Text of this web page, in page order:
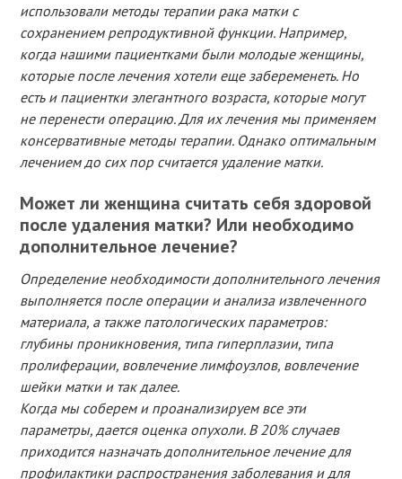
использовали методы терапии рака матки с
сохранением репродуктивной функции. Например,
когда нашими пациентками были молодые женщины,
которые после лечения хотели еще забеременеть. Но
есть и пациентки элегантного возраста, которые могут
не перенести операцию. Для их лечения мы применяем
консервативные методы терапии. Однако оптимальным
лечением до сих пор считается удаление матки.
Может ли женщина считать себя здоровой
после удаления матки? Или необходимо
дополнительное лечение?
Определение необходимости дополнительного лечения
выполняется после операции и анализа извлеченного
материала, а также патологических параметров:
глубины проникновения, типа гиперплазии, типа
пролиферации, вовлечение лимфоузлов, вовлечение
шейки матки и так далее.
Когда мы соберем и проанализируем все эти
параметры, дается оценка опухоли. В 20% случаев
приходится назначать дополнительное лечение для
профилактики распространения заболевания и для